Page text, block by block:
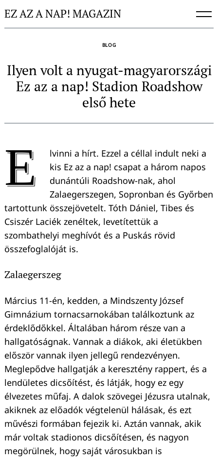
toEZ AZ A NAP! MAGAZIN
BLOG
Ilyen volt a nyugat-magyarországi
Ez az a nap! Stadion Roadshow
első hete
E
lvinni a hírt. Ezzel a céllal indult neki a
kis Ez az a nap! csapat a három napos
dunántúli Roadshow-nak, ahol
Zalaegerszegen, Sopronban és Győrben
tartottunk összejövetelt. Tóth Dániel, Tibes és
Csiszér Laciék zenéltek, levetítettük a
szombathelyi meghívót és a Puskás rövid
összefoglalóját is.
Zalaegerszeg
Március 11-én, kedden, a Mindszenty József
Gimnázium tornacsarnokában találkoztunk az
érdeklődőkkel. Általában három része van a
hallgatóságnak. Vannak a diákok, aki életükben
először vannak ilyen jellegű rendezvényen.
Meglepődve hallgatják a keresztény rappert, és a
lendületes dicsőítést, és látják, hogy ez egy
élvezetes műfaj. A dalok szövegei Jézusra utalnak,
akiknek az előadók végtelenül hálásak, és ezt
művészi formában fejezik ki. Aztán vannak, akik
már voltak stadionos dicsőítésen, és nagyon
megörülnek, hogy saját városukban is